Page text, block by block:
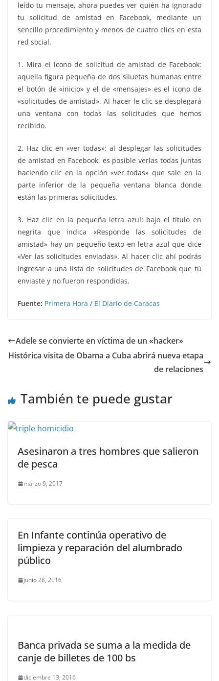
leído tu mensaje, ahora puedes ver quién ha ignorado
tu solicitud de amistad en Facebook, mediante un
sencillo procedimiento y menos de cuatro clics en esta
red social.
1. Mira el icono de solicitud de amistad de Facebook:
aquella figura pequeña de dos siluetas humanas entre
el botón de «inicio» y el de «mensajes» es el icono de
«solicitudes de amistad». Al hacer le clic se desplegará
una ventana con todas las solicitudes que hemos
recibido.
2. Haz clic en «ver todas»: al desplegar las solicitudes
de amistad en Facebook, es posible verlas todas juntas
haciendo clic en la opción «ver todas» que sale en la
parte inferior de la pequeña ventana blanca donde
están las primeras solicitudes.
3. Haz clic en la pequeña letra azul: bajo el título en
negrita que indica «Responde las solicitudes de
amistad» hay un pequeño texto en letra azul que dice
«Ver las solicitudes enviadas». Al hacer clic ahí podrás
ingresar a una lista de solicitudes de Facebook que tú
enviaste y no fueron respondidas.
Fuente: Primera Hora / El Diario de Caracas
Adele se convierte en víctima de un «hacker»
Histórica visita de Obama a Cuba abrirá nueva etapa
de relaciones
También te puede gustar
Asesinaron a tres hombres que salieron
de pesca
marzo 9, 2017
En Infante continúa operativo de
limpieza y reparación del alumbrado
público
junio 28, 2016
Banca privada se suma a la medida de
canje de billetes de 100 bs
diciembre 13, 2016